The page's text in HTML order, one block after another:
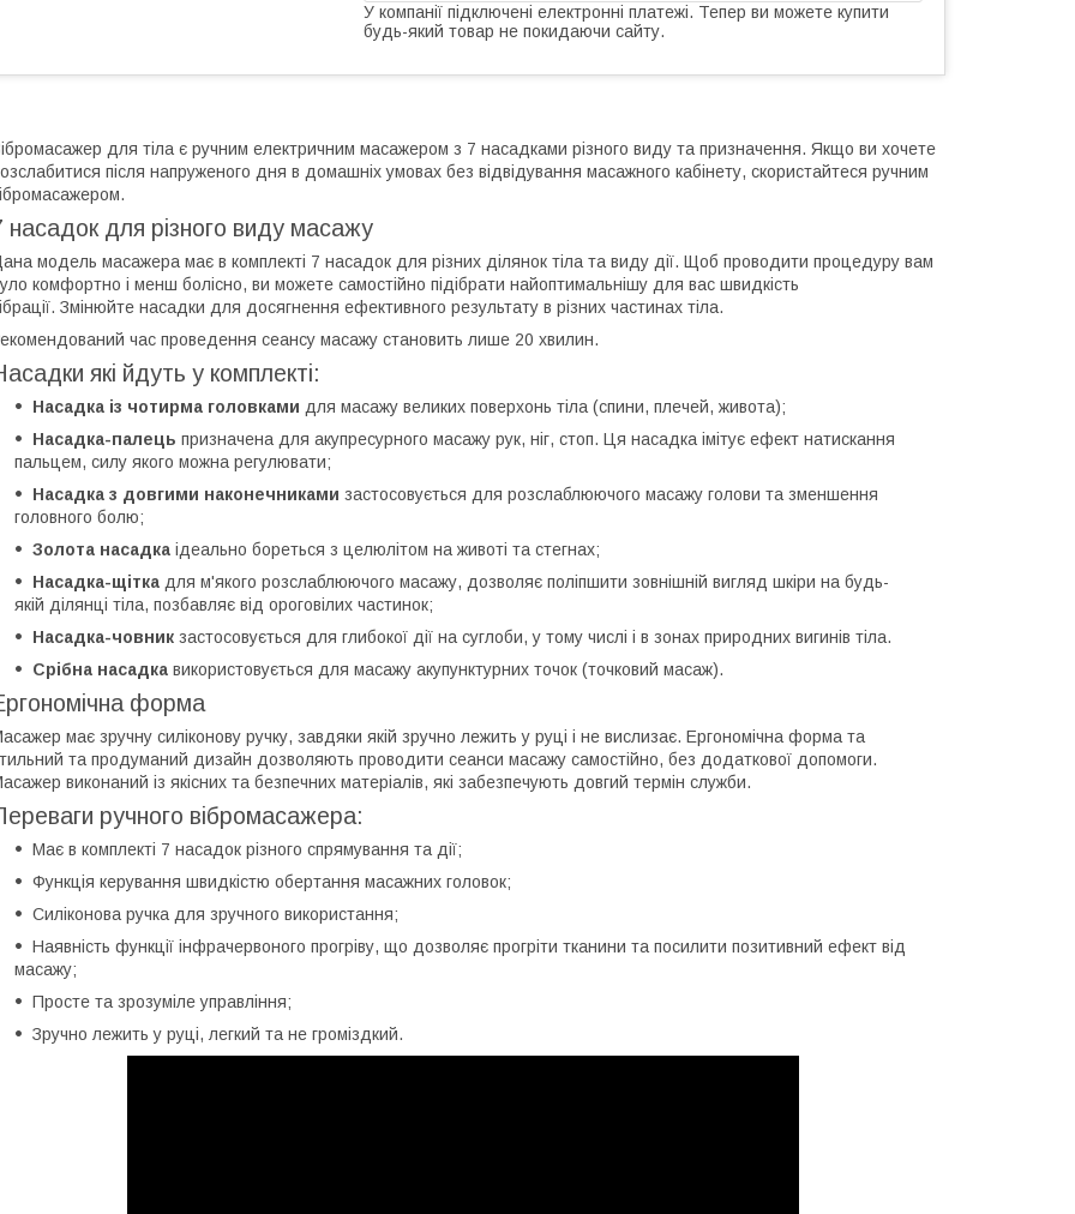
У компанії підключені електронні платежі. Тепер ви можете купити
будь-який товар не покидаючи сайту.
для тіла є ручним електричним масажером з 7 насадками різного виду та призначення. Якщо ви хочете
після напруженого дня в домашніх умовах без відвідування масажного кабінету, скористайтеся ручним
насадок для різного виду масажу
модель масажера має в комплекті 7 насадок для різних ділянок тіла та виду дії. Щоб проводити процедуру вам
комфортно і менш болісно, ви можете самостійно підібрати найоптимальнішу для вас швидкість
Змінюйте насадки для досягнення ефективного результату в різних частинах тіла.
час проведення сеансу масажу становить лише 20 хвилин.
які йдуть у комплекті:
Насадка із чотирма головками для масажу великих поверхонь тіла (спини, плечей, живота);
Насадка-палець призначена для акупресурного масажу рук, ніг, стоп. Ця насадка імітує ефект натискання
пальцем, силу якого можна регулювати;
Насадка з довгими наконечниками застосовується для розслаблюючого масажу голови та зменшення
головного болю;
Золота насадка ідеально бореться з целюлітом на животі та стегнах;
Насадка-щітка для м'якого розслаблюючого масажу, дозволяє поліпшити зовнішній вигляд шкіри на будь-
якій ділянці тіла, позбавляє від ороговілих частинок;
Насадка-човник застосовується для глибокої дії на суглоби, у тому числі і в зонах природних вигинів тіла.
Срібна насадка використовується для масажу акупунктурних точок (точковий масаж).
форма
має зручну силіконову ручку, завдяки якій зручно лежить у руці і не вислизає. Ергономічна форма та
та продуманий дизайн дозволяють проводити сеанси масажу самостійно, без додаткової допомоги.
виконаний із якісних та безпечних матеріалів, які забезпечують довгий термін служби.
ручного вібромасажера:
Має в комплекті 7 насадок різного спрямування та дії;
Функція керування швидкістю обертання масажних головок;
Силіконова ручка для зручного використання;
Наявність функції інфрачервоного прогріву, що дозволяє прогріти тканини та посилити позитивний ефект від
масажу;
Просте та зрозуміле управління;
Зручно лежить у руці, легкий та не громіздкий.